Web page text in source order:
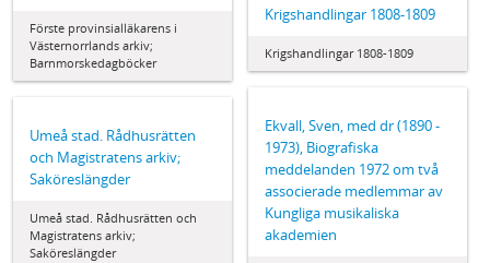
Förste provinsialläkarens i
Västernorrlands arkiv;
Barnmorskedagböcker
Krigshandlingar 1808-1809
Krigshandlingar 1808-1809
Ekvall, Sven, med dr (1890 -
1973), Biografiska
meddelanden 1972 om två
associerade medlemmar av
Kungliga musikaliska
akademien
Umeå stad. Rådhusrätten
och Magistratens arkiv;
Saköreslängder
Umeå stad. Rådhusrätten och
Magistratens arkiv;
Saköreslängder